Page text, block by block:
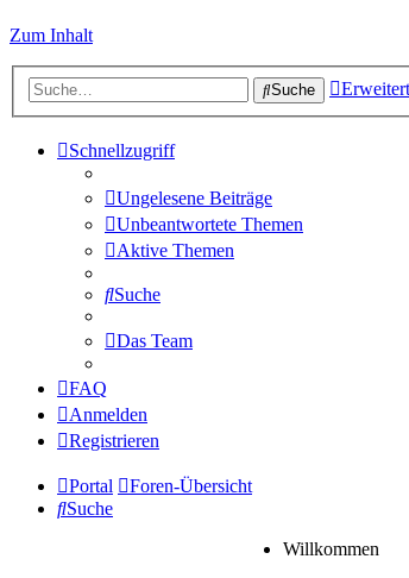
Zum Inhalt
Suche
Schnellzugriff
Ungelesene Beiträge
Unbeantwortete Themen
Aktive Themen
Suche
Das Team
FAQ
Anmelden
Registrieren
Portal
Foren-Übersicht
Suche
Willkommen